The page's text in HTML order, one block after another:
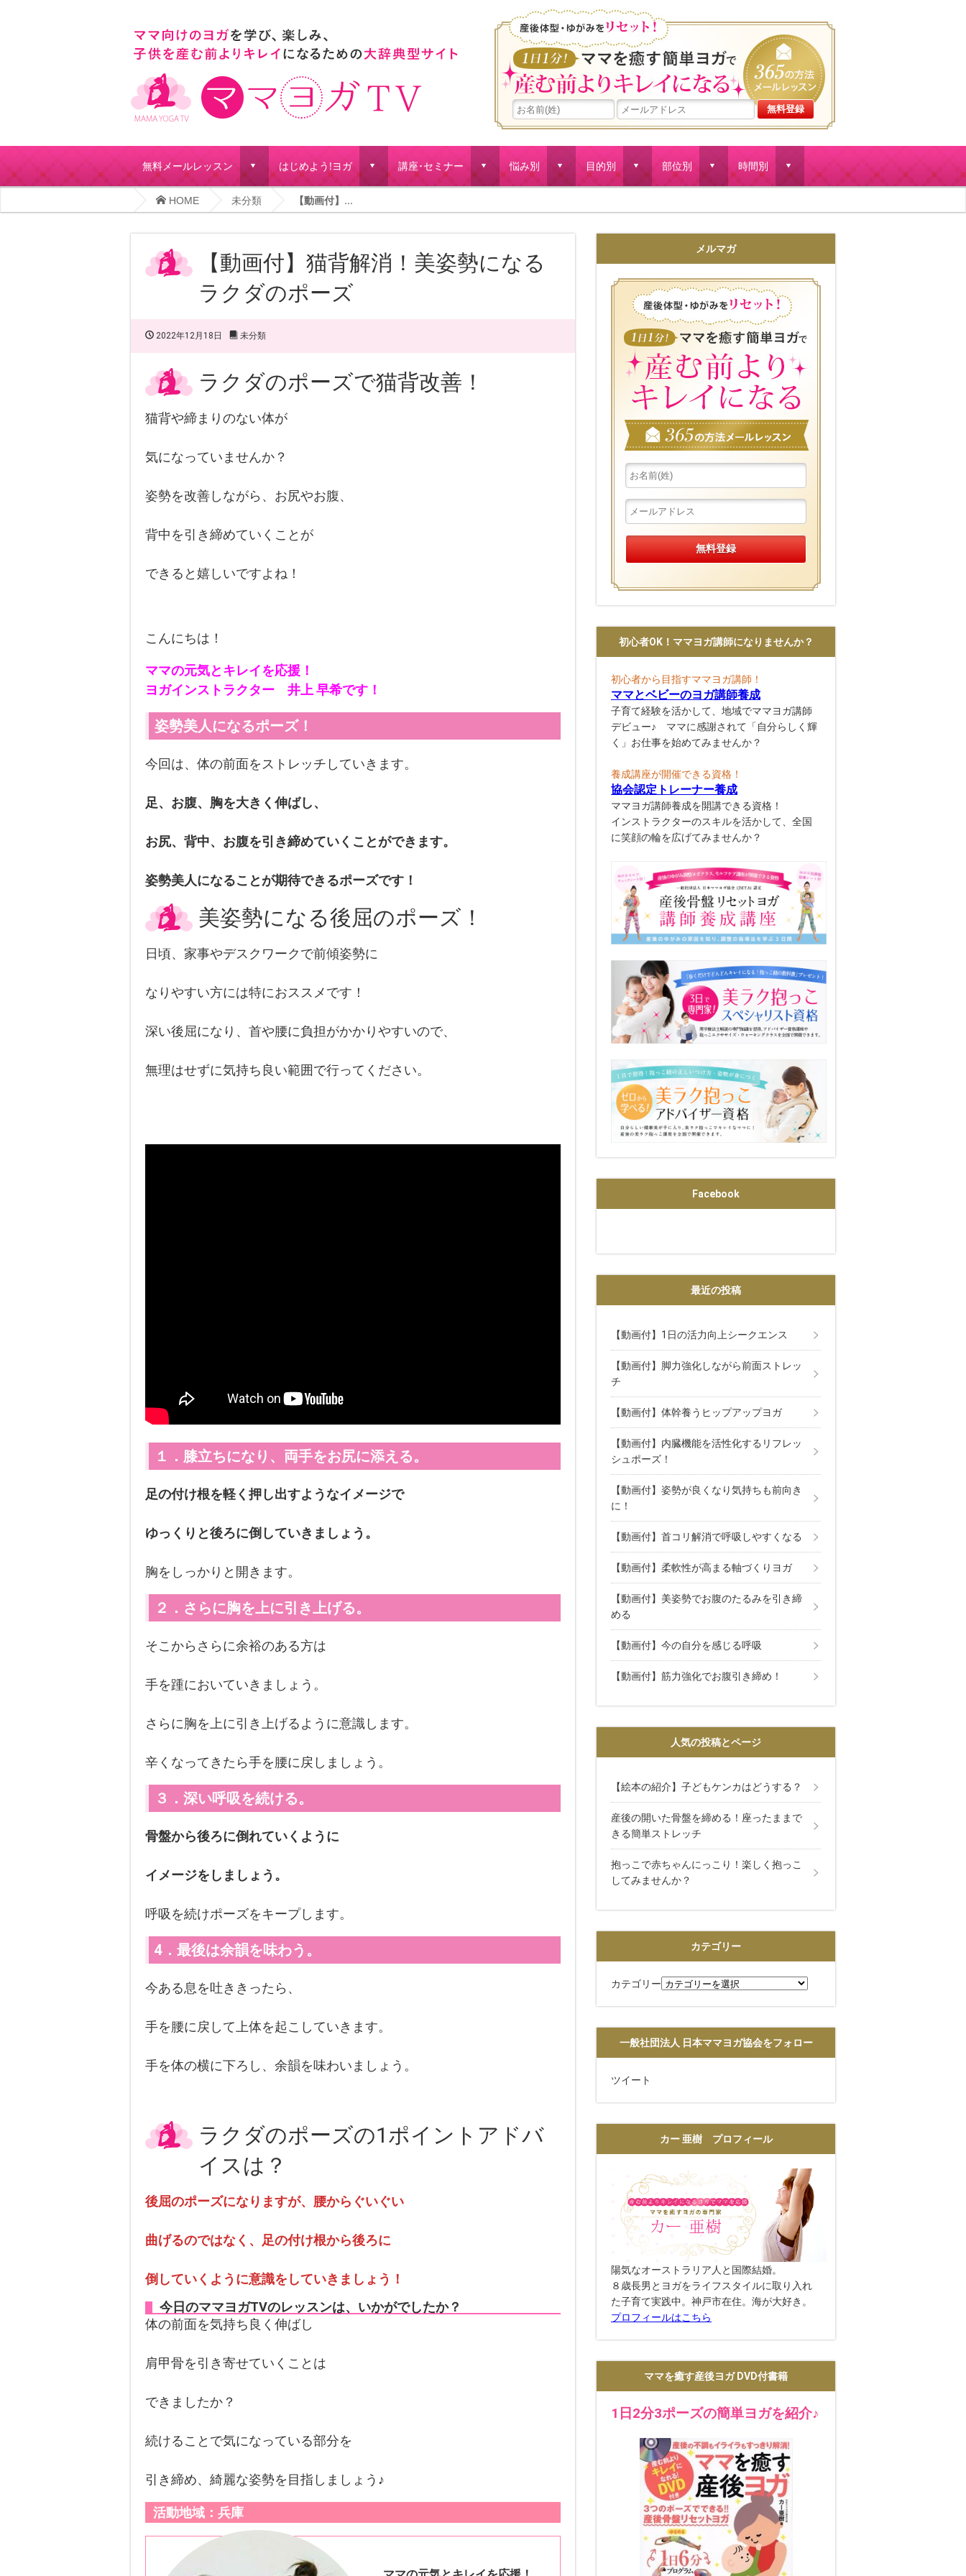
無料メールレッスン d はじめよう!ヨガ d 講座･セミナー d 悩み別 d 目的別 d 部位別 d 時間別 d
HOME 未分類 【動画付】...
【動画付】猫背解消！美姿勢になる
ラクダのポーズ
2022年12月18日 未分類
ラクダのポーズで猫背改善！
猫背や締まりのない体が
気になっていませんか？
姿勢を改善しながら、お尻やお腹、
背中を引き締めていくことが
できると嬉しいですよね！
こんにちは！
ママの元気とキレイを応援！
ヨガインストラクター 井上 早希です！
姿勢美人になるポーズ！
今回は、体の前面をストレッチしていきます。
足、お腹、胸を大きく伸ばし、
お尻、背中、お腹を引き締めていくことができます。
姿勢美人になることが期待できるポーズです！
美姿勢になる後屈のポーズ！
日頃、家事やデスクワークで前傾姿勢に
なりやすい方には特におススメです！
深い後屈になり、首や腰に負担がかかりやすいので、
無理はせずに気持ち良い範囲で行ってください。
１．膝立ちになり、両手をお尻に添える。
足の付け根を軽く押し出すようなイメージで
ゆっくりと後ろに倒していきましょう。
胸をしっかりと開きます。
２．さらに胸を上に引き上げる。
そこからさらに余裕のある方は
手を踵においていきましょう。
さらに胸を上に引き上げるように意識します。
辛くなってきたら手を腰に戻しましょう。
３．深い呼吸を続ける。
骨盤から後ろに倒れていくように
イメージをしましょう。
呼吸を続けポーズをキープします。
4．最後は余韻を味わう。
今ある息を吐ききったら、
手を腰に戻して上体を起こしていきます。
手を体の横に下ろし、余韻を味わいましょう。
ラクダのポーズの1ポイントアドバ
イスは？
後屈のポーズになりますが、腰からぐいぐい
曲げるのではなく、足の付け根から後ろに
倒していくように意識をしていきましょう！
今日のママヨガTVのレッスンは、いかがでしたか？
体の前面を気持ち良く伸ばし
肩甲骨を引き寄せていくことは
できましたか？
続けることで気になっている部分を
引き締め、綺麗な姿勢を目指しましょう♪
活動地域：兵庫
メルマガ
初心者OK！ママヨガ講師になりませんか？
初心者から目指すママヨガ講師！
ママとベビーのヨガ講師養成
子育て経験を活かして、地域でママヨガ講師
デビュー♪ ママに感謝されて「自分らしく輝
く」お仕事を始めてみませんか？
養成講座が開催できる資格！
協会認定トレーナー養成
ママヨガ講師養成を開講できる資格！
インストラクターのスキルを活かして、全国
に笑顔の輪を広げてみませんか？
Facebook
最近の投稿
【動画付】1日の活力向上シークエンス
【動画付】脚力強化しながら前面ストレッ
チ
【動画付】体幹養うヒップアップヨガ
【動画付】内臓機能を活性化するリフレッ
シュポーズ！
【動画付】姿勢が良くなり気持ちも前向き
に！
【動画付】首コリ解消で呼吸しやすくなる
【動画付】柔軟性が高まる軸づくりヨガ
【動画付】美姿勢でお腹のたるみを引き締
める
【動画付】今の自分を感じる呼吸
【動画付】筋力強化でお腹引き締め！
人気の投稿とページ
【絵本の紹介】子どもケンカはどうする？
産後の開いた骨盤を締める！座ったままで
きる簡単ストレッチ
抱っこで赤ちゃんにっこり！楽しく抱っこ
してみませんか？
カテゴリー
カテゴリー
一般社団法人 日本ママヨガ協会をフォロー
ツイート
カー 亜樹 プロフィール
陽気なオーストラリア人と国際結婚。
８歳長男とヨガをライフスタイルに取り入れ
た子育て実践中。神戸市在住。海が大好き。
プロフィールはこちら
ママを癒す産後ヨガ DVD付書籍
1日2分3ポーズの簡単ヨガを紹介♪